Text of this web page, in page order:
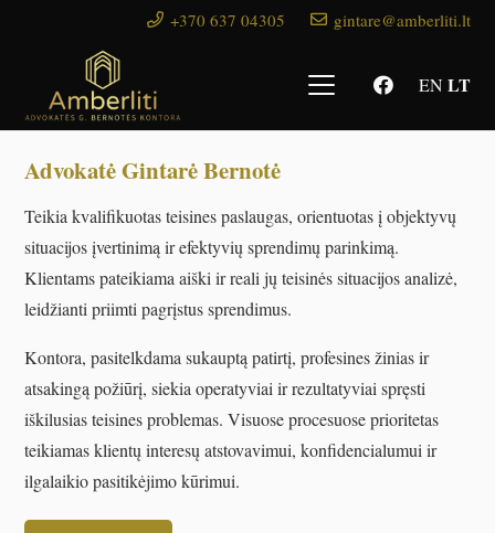
+370 637 04305 gintare@amberliti.lt
EN LT
Advokatė Gintarė Bernotė
Teikia kvalifikuotas teisines paslaugas, orientuotas į objektyvų
situacijos įvertinimą ir efektyvių sprendimų parinkimą.
Klientams pateikiama aiški ir reali jų teisinės situacijos analizė,
leidžianti priimti pagrįstus sprendimus.
Kontora, pasitelkdama sukauptą patirtį, profesines žinias ir
atsakingą požiūrį, siekia operatyviai ir rezultatyviai spręsti
iškilusias teisines problemas. Visuose procesuose prioritetas
teikiamas klientų interesų atstovavimui, konfidencialumui ir
ilgalaikio pasitikėjimo kūrimui.